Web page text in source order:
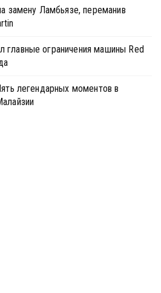
замену Ламбьязе, переманив
главные ограничения машины Red
легендарных моментов в